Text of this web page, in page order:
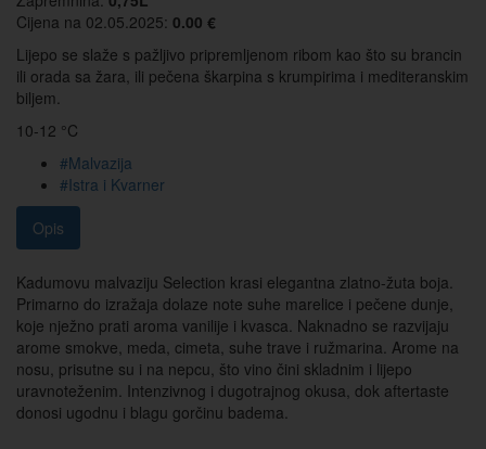
Cijena na 02.05.2025: 0.00 €
Lijepo se slaže s pažljivo pripremljenom ribom kao što su brancin
ili orada sa žara, ili pečena škarpina s krumpirima i mediteranskim
biljem.
10-12 °C
#Malvazija
#Istra i Kvarner
Opis
Kadumovu malvaziju Selection krasi elegantna zlatno-žuta boja.
Primarno do izražaja dolaze note suhe marelice i pečene dunje,
koje nježno prati aroma vanilije i kvasca. Naknadno se razvijaju
arome smokve, meda, cimeta, suhe trave i ružmarina. Arome na
nosu, prisutne su i na nepcu, što vino čini skladnim i lijepo
uravnoteženim. Intenzivnog i dugotrajnog okusa, dok aftertaste
donosi ugodnu i blagu gorčinu badema.